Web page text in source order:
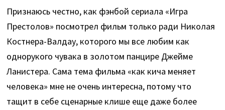
Признаюсь честно, как фэнбой сериала «Игра
Престолов» посмотрел фильм только ради Николая
Костнера-Валдау, которого мы все любим как
однорукого чувака в золотом панцире Джейме
Ланистера. Сама тема фильма «как кича меняет
человека» мне не очень интересна, потому что
тащит в себе сценарные клише еще даже более